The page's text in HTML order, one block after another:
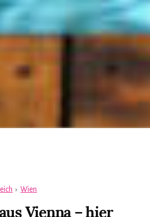
› Wien
Vienna – hier